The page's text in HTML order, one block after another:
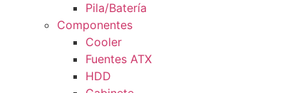
Pila/Batería
Componentes
Cooler
Fuentes ATX
HDD